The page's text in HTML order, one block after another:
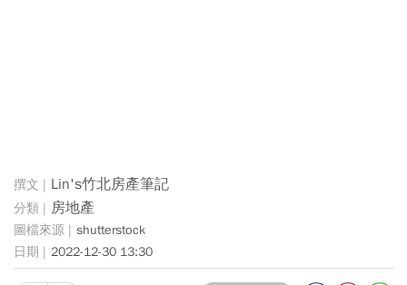
Lin's竹北房產筆記
房地產
shutterstock
2022-12-30 13:30